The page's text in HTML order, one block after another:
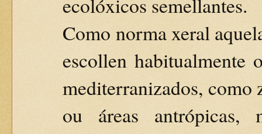
Como norma xeral
escollen habitualmente
mediterranizados, como
ou áreas antrópicas,